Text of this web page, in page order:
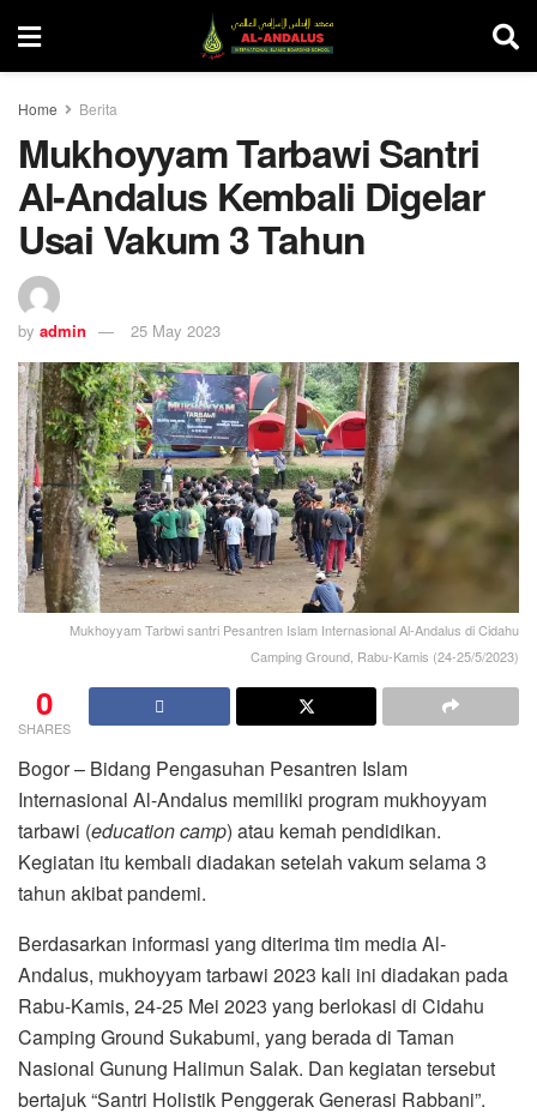
Home Berita
Mukhoyyam Tarbawi Santri
Al-Andalus Kembali Digelar
Usai Vakum 3 Tahun
by admin 25 May 2023
Mukhoyyam Tarbwi santri Pesantren Islam Internasional Al-Andalus di Cidahu
Camping Ground, Rabu-Kamis (24-25/5/2023)
0
SHARES
Bogor – Bidang Pengasuhan Pesantren Islam
Internasional Al-Andalus memiliki program mukhoyyam
tarbawi (education camp) atau kemah pendidikan.
Kegiatan itu kembali diadakan setelah vakum selama 3
tahun akibat pandemi.
Berdasarkan informasi yang diterima tim media Al-
Andalus, mukhoyyam tarbawi 2023 kali ini diadakan pada
Rabu-Kamis, 24-25 Mei 2023 yang berlokasi di Cidahu
Camping Ground Sukabumi, yang berada di Taman
Nasional Gunung Halimun Salak. Dan kegiatan tersebut
bertajuk “Santri Holistik Penggerak Generasi Rabbani”.